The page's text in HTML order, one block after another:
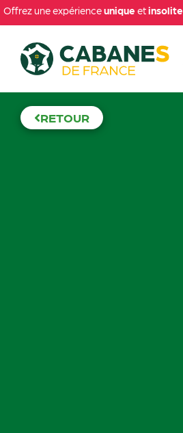
Offrez une expérienceunique etinsolite
RETOUR